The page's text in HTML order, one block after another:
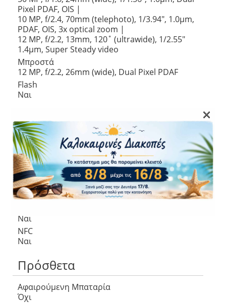
Pixel PDAF, OIS |
10 MP, f/2.4, 70mm (telephoto), 1/3.94″, 1.0µm,
PDAF, OIS, 3x optical zoom |
12 MP, f/2.2, 13mm, 120˚ (ultrawide), 1/2.55″
1.4µm, Super Steady video
Μπροστά
12 MP, f/2.2, 26mm (wide), Dual Pixel PDAF
Flash
Ναι
Συνδεσιμότητα
Δίκτυο
5G
WLAN
Ναι
Bluetooth
Ναι (5.3, A2DP, LE)
Ναι
NFC
Ναι
Πρόσθετα
Αφαιρούμενη Μπαταρία
Όχι
×